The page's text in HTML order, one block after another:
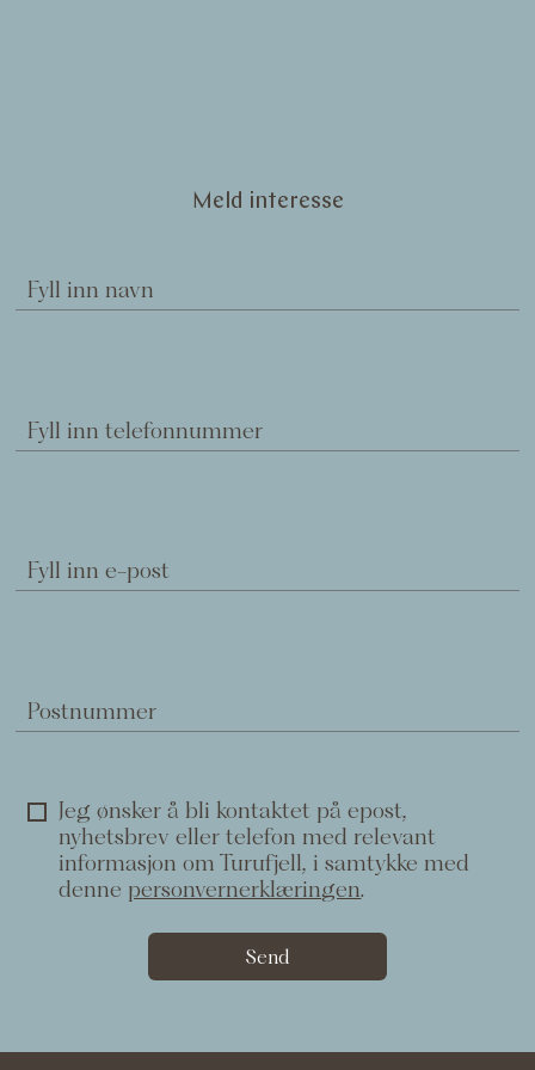
Meld interesse
Fyll inn navn
Fyll inn telefonnummer
Fyll inn e-post
Postnummer
Jeg ønsker å bli kontaktet på epost,
nyhetsbrev eller telefon med relevant
informasjon om Turufjell, i samtykke med
denne personvernerklæringen.
Send